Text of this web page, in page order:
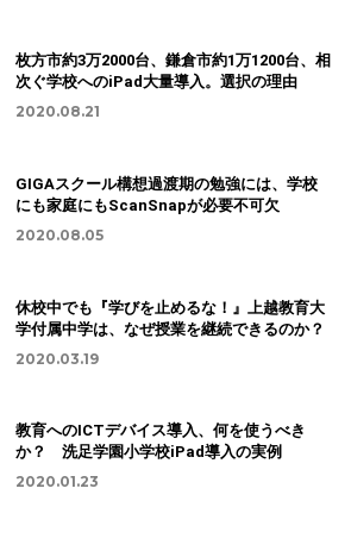
枚方市約3万2000台、鎌倉市約1万1200台、相
次ぐ学校へのiPad大量導入。選択の理由
2020.08.21
GIGAスクール構想過渡期の勉強には、学校
にも家庭にもScanSnapが必要不可欠
2020.08.05
休校中でも『学びを止めるな！』上越教育大
学付属中学は、なぜ授業を継続できるのか？
2020.03.19
教育へのICTデバイス導入、何を使うべき
か？ 洗足学園小学校iPad導入の実例
2020.01.23